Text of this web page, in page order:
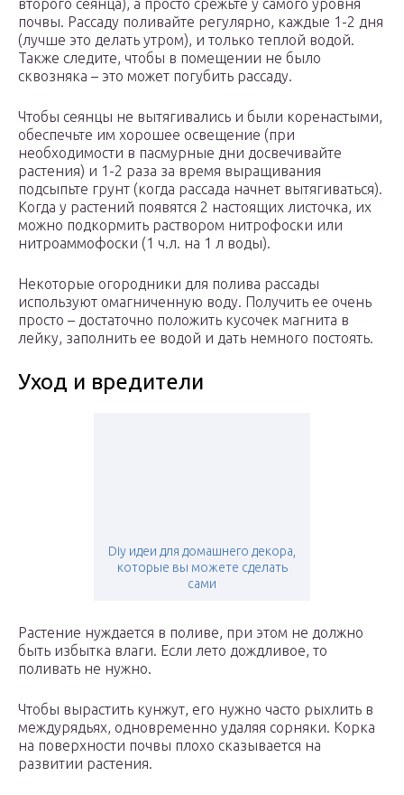
второго сеянца), а просто срежьте у самого уровня
почвы. Рассаду поливайте регулярно, каждые 1-2 дня
(лучше это делать утром), и только теплой водой.
Также следите, чтобы в помещении не было
сквозняка – это может погубить рассаду.
Чтобы сеянцы не вытягивались и были коренастыми,
обеспечьте им хорошее освещение (при
необходимости в пасмурные дни досвечивайте
растения) и 1-2 раза за время выращивания
подсыпьте грунт (когда рассада начнет вытягиваться).
Когда у растений появятся 2 настоящих листочка, их
можно подкормить раствором нитрофоски или
нитроаммофоски (1 ч.л. на 1 л воды).
Некоторые огородники для полива рассады
используют омагниченную воду. Получить ее очень
просто – достаточно положить кусочек магнита в
лейку, заполнить ее водой и дать немного постоять.
Уход и вредители
Diy идеи для домашнего декора,
которые вы можете сделать
сами
Растение нуждается в поливе, при этом не должно
быть избытка влаги. Если лето дождливое, то
поливать не нужно.
Чтобы вырастить кунжут, его нужно часто рыхлить в
междурядьях, одновременно удаляя сорняки. Корка
на поверхности почвы плохо сказывается на
развитии растения.